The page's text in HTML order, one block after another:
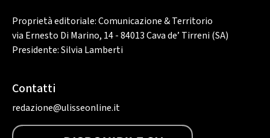
Proprietà editoriale: Comunicazione & Territorio
via Ernesto Di Marino, 14 - 84013 Cava de’ Tirreni (SA)
Presidente: Silvia Lamberti
Contatti
redazione@ulisseonline.it